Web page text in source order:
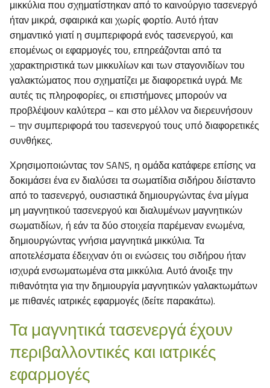
μικκύλια που σχηματίστηκαν από το καινούργιο τασενεργό
ήταν μικρά, σφαιρικά και χωρίς φορτίο. Αυτό ήταν
σημαντικό γιατί η συμπεριφορά ενός τασενεργού, και
επομένως οι εφαρμογές του, επηρεάζονται από τα
χαρακτηριστικά των μικκυλίων και των σταγονιδίων του
γαλακτώματος που σχηματίζει με διαφορετικά υγρά. Με
αυτές τις πληροφορίες, οι επιστήμονες μπορούν να
προβλέψουν καλύτερα – και στο μέλλον να διερευνήσουν
– την συμπεριφορά του τασενεργού τους υπό διαφορετικές
συνθήκες.
Χρησιμοποιώντας τον SANS, η ομάδα κατάφερε επίσης να
δοκιμάσει ένα εν διαλύσει τα σωματίδια σιδήρου διίσταντο
από το τασενεργό, ουσιαστικά δημιουργώντας ένα μίγμα
μη μαγνητικού τασενεργού και διαλυμένων μαγνητικών
σωματιδίων, ή εάν τα δύο στοιχεία παρέμεναν ενωμένα,
δημιουργώντας γνήσια μαγνητικά μικκύλια. Τα
αποτελέσματα έδειχναν ότι οι ενώσεις του σιδήρου ήταν
ισχυρά ενσωματωμένα στα μικκύλια. Αυτό άνοιξε την
πιθανότητα για την δημιουργία μαγνητικών γαλακτωμάτων
με πιθανές ιατρικές εφαρμογές (δείτε παρακάτω).
Τα μαγνητικά τασενεργά έχουν
περιβαλλοντικές και ιατρικές
εφαρμογές